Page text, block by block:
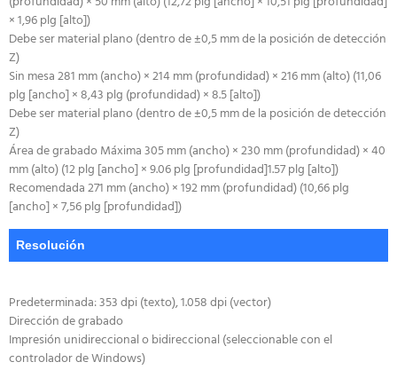
× 1,96 plg [alto])
Debe ser material plano (dentro de ±0,5 mm de la posición de detección
Z)
Sin mesa 281 mm (ancho) × 214 mm (profundidad) × 216 mm (alto) (11,06
plg [ancho] × 8,43 plg (profundidad) × 8.5 [alto])
Debe ser material plano (dentro de ±0,5 mm de la posición de detección
Z)
Área de grabado Máxima 305 mm (ancho) × 230 mm (profundidad) × 40
mm (alto) (12 plg [ancho] × 9.06 plg [profundidad]1.57 plg [alto])
Recomendada 271 mm (ancho) × 192 mm (profundidad) (10,66 plg
[ancho] × 7,56 plg [profundidad])
Resolución
Predeterminada: 353 dpi (texto), 1.058 dpi (vector)
Dirección de grabado
Impresión unidireccional o bidireccional (seleccionable con el
controlador de Windows)